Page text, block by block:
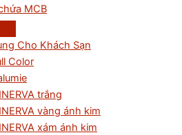
MCB
Cho Khách Sạn
Color
trắng
vàng ánh kim
xám ánh kim